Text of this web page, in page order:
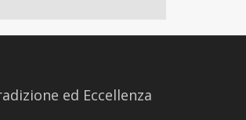
ed Eccellenza